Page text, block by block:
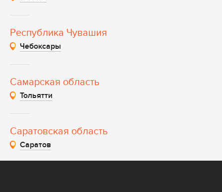
Республика Чувашия
Чебоксары
Самарская область
Тольятти
Саратовская область
Саратов